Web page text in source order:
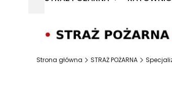
Strona główna STRAŻ POŻARNA